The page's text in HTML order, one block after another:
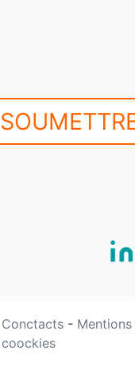
Conctacts -
coockies